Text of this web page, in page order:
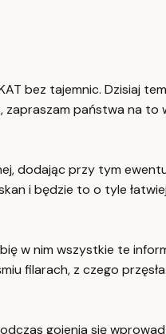
bez tajemnic. Dzisiaj
państwa na
dodając przy tym
i będzie to o tyle
w nim wszystkie te
filarach, z czego
gojenia się